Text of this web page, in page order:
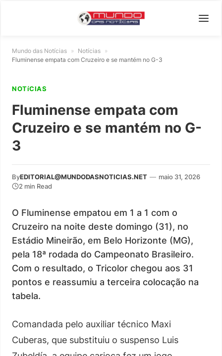
Mundo das Notícias » Notícias »
Fluminense empata com Cruzeiro e se mantém no G-3
NOTíCIAS
Fluminense empata com
Cruzeiro e se mantém no G-
3
ByEDITORIAL@MUNDODASNOTICIAS.NET — maio 31, 2026
2 min Read
O Fluminense empatou em 1 a 1 com o
Cruzeiro na noite deste domingo (31), no
Estádio Mineirão, em Belo Horizonte (MG),
pela 18ª rodada do Campeonato Brasileiro.
Com o resultado, o Tricolor chegou aos 31
pontos e reassumiu a terceira colocação na
tabela.
Comandada pelo auxiliar técnico Maxi
Cuberas, que substituiu o suspenso Luis